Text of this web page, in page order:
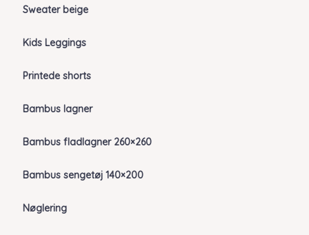
Sweater beige
Kids Leggings
Printede shorts
Bambus lagner
Bambus fladlagner 260×260
Bambus sengetøj 140×200
Nøglering